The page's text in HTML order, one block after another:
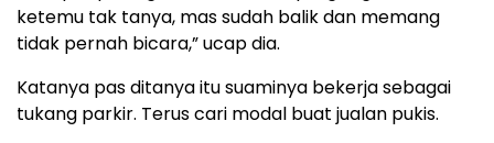
ketemu tak tanya, mas sudah balik dan memang
tidak pernah bicara,” ucap dia.
Katanya pas ditanya itu suaminya bekerja sebagai
tukang parkir. Terus cari modal buat jualan pukis.